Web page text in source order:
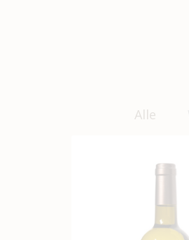
Alle